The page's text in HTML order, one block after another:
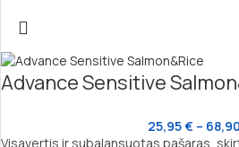
Advance Sensitive
25,95€ – 68,90
Visavertis ir subalansuotas pašaras,